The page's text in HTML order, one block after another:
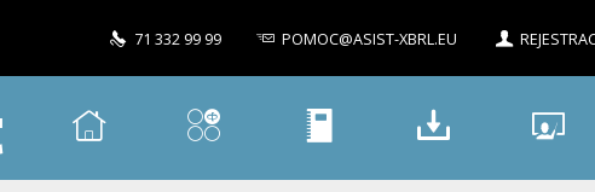
71 332 99 99 POMOC@ASIST-XBRL.EU